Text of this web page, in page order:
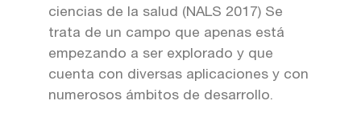
ciencias de la salud (NALS 2017) Se
trata de un campo que apenas está
empezando a ser explorado y que
cuenta con diversas aplicaciones y con
numerosos ámbitos de desarrollo.